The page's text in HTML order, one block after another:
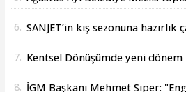
6. SANJET’in kış sezonuna hazırlık
7. Kentsel Dönüşümde yeni dönem
8. İGM Başkanı Mehmet Siper: